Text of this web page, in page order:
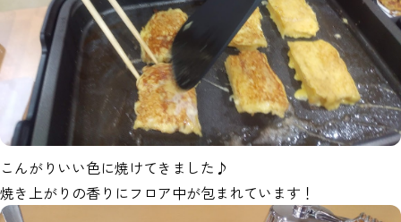
こんがりいい色に焼けてきました♪
焼き上がりの香りにフロア中が包まれています！